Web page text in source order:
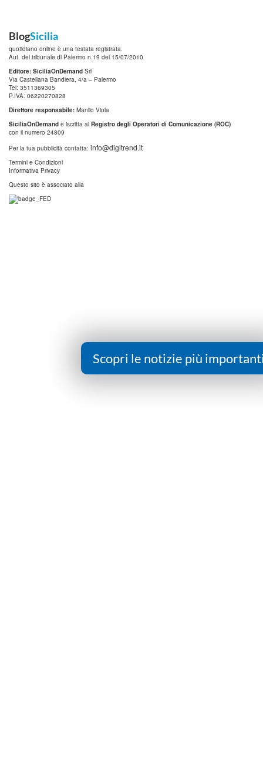
BlogSicilia
quotidiano online è una testata registrata.
Aut. del tribunale di Palermo n.19 del 15/07/2010
Editore: SiciliaOnDemand Srl
Via Castellana Bandiera, 4/a – Palermo
Tel: 3511369305
P.IVA: 06220270828
Direttore responsabile: Manlio Viola
SiciliaOnDemand è iscritta al Registro degli Operatori di Comunicazione (ROC)
con il numero 24809
Per la tua pubblicità contatta: info@digitrend.it
Termini e Condizioni
Informativa Privacy
Questo sito è associato alla
Scopri le notizie più